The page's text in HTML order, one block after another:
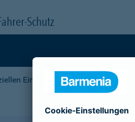
Schutz
Einbußen